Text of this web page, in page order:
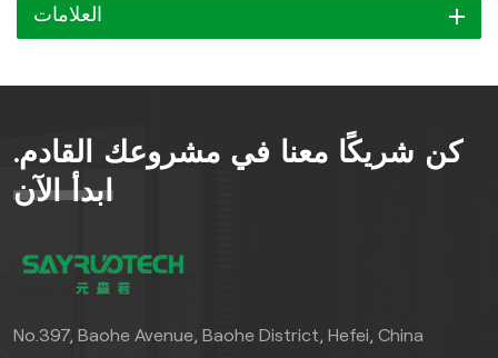
العلامات
كن شريكًا معنا في مشروعك القادم.
ابدأ الآن
No.397, Baohe Avenue, Baohe District, Hefei, China